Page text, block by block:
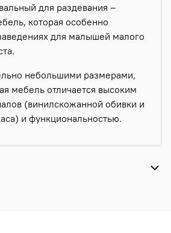
для раздевания –
которая особенно
для малышей малого
небольшими размерами,
мебель отличается высоким
(винилскожанной обивки и
и функциональностью.